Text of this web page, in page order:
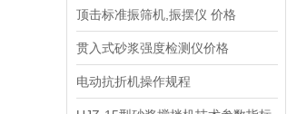
顶击标准振筛机,振摆仪 价格
贯入式砂浆强度检测仪价格
电动抗折机操作规程